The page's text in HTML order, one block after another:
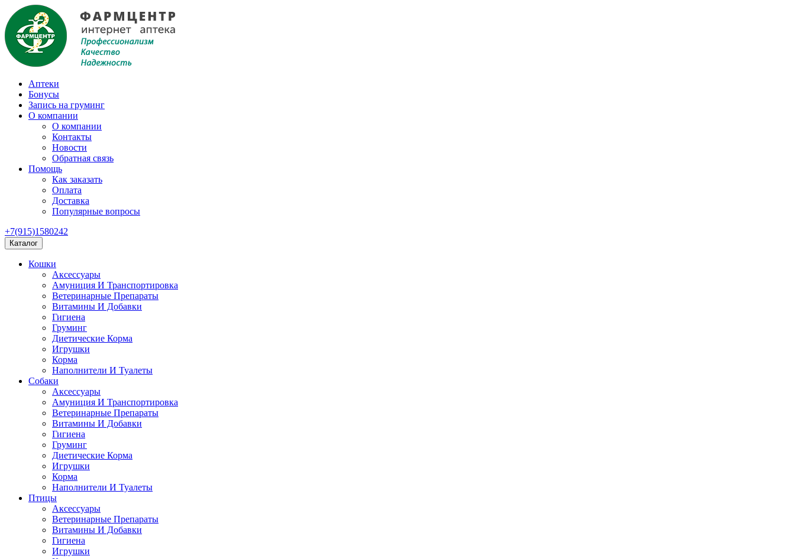
Аптеки
Бонусы
Запись на груминг
О компании
О компании
Контакты
Новости
Обратная связь
Помощь
Как заказать
Оплата
Доставка
Популярные вопросы
+7(915)1580242
Каталог
Кошки
Аксессуары
Амуниция И Транспортировка
Ветеринарные Препараты
Витамины И Добавки
Гигиена
Груминг
Диетические Корма
Игрушки
Корма
Наполнители И Туалеты
Собаки
Аксессуары
Амуниция И Транспортировка
Ветеринарные Препараты
Витамины И Добавки
Гигиена
Груминг
Диетические Корма
Игрушки
Корма
Наполнители И Туалеты
Птицы
Аксессуары
Ветеринарные Препараты
Витамины И Добавки
Гигиена
Игрушки